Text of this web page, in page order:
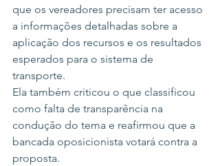
que os vereadores precisam ter acesso
a informações detalhadas sobre a
aplicação dos recursos e os resultados
esperados para o sistema de
transporte.
Ela também criticou o que classificou
como falta de transparência na
condução do tema e reafirmou que a
bancada oposicionista votará contra a
proposta.